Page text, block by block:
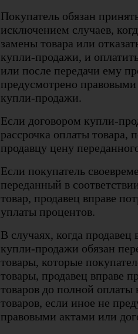
Покупатель обязан
исключением случаев,
замены товара или
купли-продажи, и
или после передачи ему
предусмотрено
купли-продажи.
Если договором купли-
рассрочка оплаты товара,
продавцу цену
Если покупатель
переданный в
товар, продавец вправе
уплаты процентов.
В случаях, когда продавец
купли-продажи обязан
товары, которые
товары, продавец вправе
товаров до полной оплаты
товаров, если иное не
правовыми актами или